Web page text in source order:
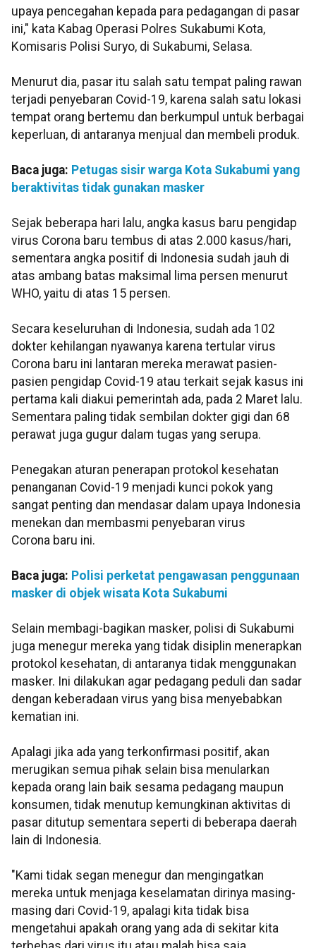
upaya pencegahan kepada para pedagangan di pasar
ini," kata Kabag Operasi Polres Sukabumi Kota,
Komisaris Polisi Suryo, di Sukabumi, Selasa.
Menurut dia, pasar itu salah satu tempat paling rawan
terjadi penyebaran Covid-19, karena salah satu lokasi
tempat orang bertemu dan berkumpul untuk berbagai
keperluan, di antaranya menjual dan membeli produk.
Baca juga: Petugas sisir warga Kota Sukabumi yang
beraktivitas tidak gunakan masker
Sejak beberapa hari lalu, angka kasus baru pengidap
virus Corona baru tembus di atas 2.000 kasus/hari,
sementara angka positif di Indonesia sudah jauh di
atas ambang batas maksimal lima persen menurut
WHO, yaitu di atas 15 persen.
Secara keseluruhan di Indonesia, sudah ada 102
dokter kehilangan nyawanya karena tertular virus
Corona baru ini lantaran mereka merawat pasien-
pasien pengidap Covid-19 atau terkait sejak kasus ini
pertama kali diakui pemerintah ada, pada 2 Maret lalu.
Sementara paling tidak sembilan dokter gigi dan 68
perawat juga gugur dalam tugas yang serupa.
Penegakan aturan penerapan protokol kesehatan
penanganan Covid-19 menjadi kunci pokok yang
sangat penting dan mendasar dalam upaya Indonesia
menekan dan membasmi penyebaran virus
Corona baru ini.
Baca juga: Polisi perketat pengawasan penggunaan
masker di objek wisata Kota Sukabumi
Selain membagi-bagikan masker, polisi di Sukabumi
juga menegur mereka yang tidak disiplin menerapkan
protokol kesehatan, di antaranya tidak menggunakan
masker. Ini dilakukan agar pedagang peduli dan sadar
dengan keberadaan virus yang bisa menyebabkan
kematian ini.
Apalagi jika ada yang terkonfirmasi positif, akan
merugikan semua pihak selain bisa menularkan
kepada orang lain baik sesama pedagang maupun
konsumen, tidak menutup kemungkinan aktivitas di
pasar ditutup sementara seperti di beberapa daerah
lain di Indonesia.
"Kami tidak segan menegur dan mengingatkan
mereka untuk menjaga keselamatan dirinya masing-
masing dari Covid-19, apalagi kita tidak bisa
mengetahui apakah orang yang ada di sekitar kita